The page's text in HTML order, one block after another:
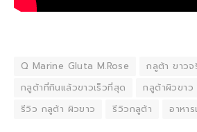
Q Marine Gluta M.Rose กลูต้า ขาวจ
กลูต้าที่กินแล้วขาวเร็วที่สุด
กลูต้าผิวขาว
รีวิว กลูต้า ผิวขาว
รีวิวกลูต้า อาหา